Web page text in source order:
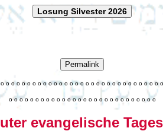
Losung Silvester 2026
Permalink
o o o o o o o o o o o o o o o o o o o o o o o o o o o o o o o
o o o o o o o o o o o o o o o o o o o o o o o o o o o o
evangelische